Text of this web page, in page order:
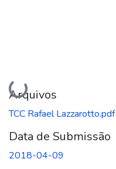
Carregando...
Arquivos
TCC Rafael Lazzarotto.pdf
Data de Submissão
2018-04-09